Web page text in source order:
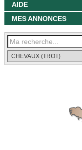
AIDE
MES ANNONCES